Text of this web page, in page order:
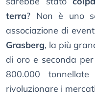
terra? Non è uno
associazione di
Grasberg, la più
di oro e seconda
800.000
rivoluzionare i